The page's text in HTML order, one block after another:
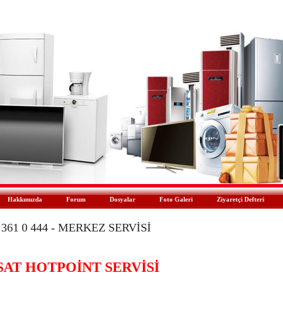
Hakkımızda Forum Dosyalar Foto Galeri Ziyaretçi Defteri
0 444 - MERKEZ SERVİSİ
HOTPOİNT SERVİSİ